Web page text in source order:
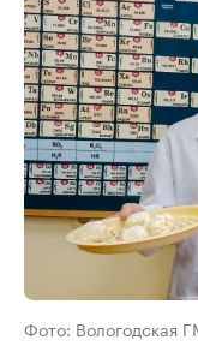
Фото: Вологодская